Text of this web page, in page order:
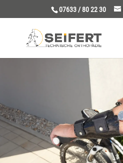
07633 / 80 22 30